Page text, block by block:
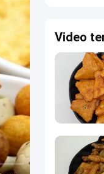
Video